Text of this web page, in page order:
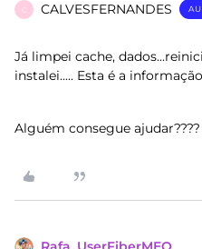
C CALVESFERNANDES
Já limpei cache,
instalei..... Esta é a
Alguém consegue ajudar????